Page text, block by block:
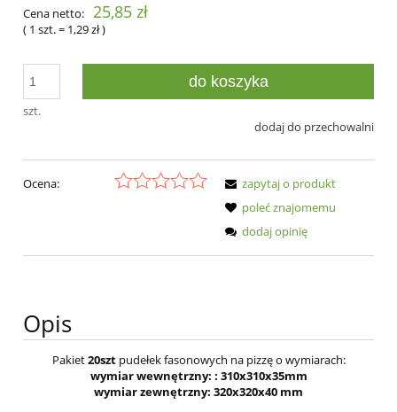
Cena netto: 25,85 zł
( 1 szt.= 1,29 zł)
szt.
do koszyka
dodaj do przechowalni
Ocena:
zapytaj o produkt
poleć znajomemu
dodaj opinię
Opis
Pakiet20sztpudełek fasonowych na pizzę o wymiarach:
wymiar wewnętrzny: : 310x310x35mm
wymiar zewnętrzny: 320x320x40 mm